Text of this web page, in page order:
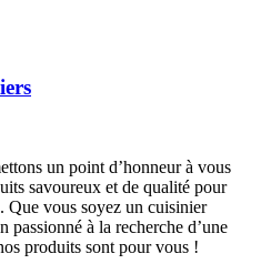
un point d’honneur à vous
savoureux et de qualité pour
Que vous soyez un cuisinier
passionné à la recherche d’une
produits sont pour vous !